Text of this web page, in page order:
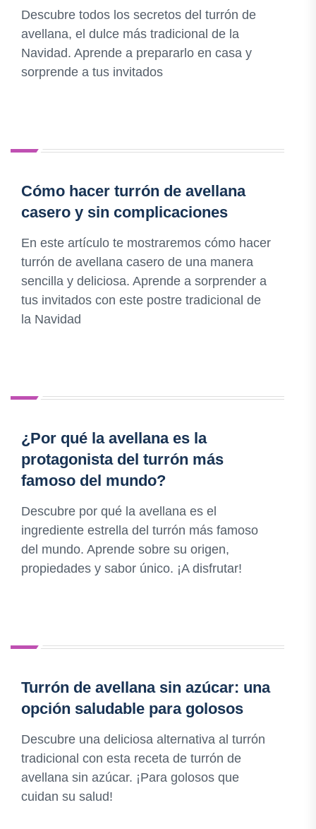
Descubre todos los secretos del turrón de
avellana, el dulce más tradicional de la
Navidad. Aprende a prepararlo en casa y
sorprende a tus invitados
Cómo hacer turrón de avellana
casero y sin complicaciones
En este artículo te mostraremos cómo hacer
turrón de avellana casero de una manera
sencilla y deliciosa. Aprende a sorprender a
tus invitados con este postre tradicional de
la Navidad
¿Por qué la avellana es la
protagonista del turrón más
famoso del mundo?
Descubre por qué la avellana es el
ingrediente estrella del turrón más famoso
del mundo. Aprende sobre su origen,
propiedades y sabor único. ¡A disfrutar!
Turrón de avellana sin azúcar: una
opción saludable para golosos
Descubre una deliciosa alternativa al turrón
tradicional con esta receta de turrón de
avellana sin azúcar. ¡Para golosos que
cuidan su salud!